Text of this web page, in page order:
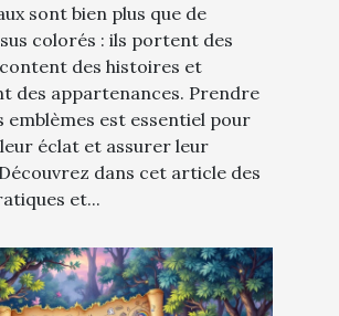
sont bien plus que de
colorés : ils portent des
des histoires et
des appartenances. Prendre
emblèmes est essentiel pour
éclat et assurer leur
dans cet article des
et...